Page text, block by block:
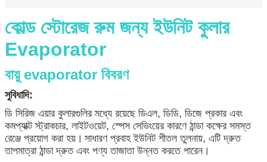
কোল্ড স্টোরেজ রুম জন্য ইউনিট কুলার
Evaporator
বায়ু evaporator বিবরণ
সুবিধাদি:
ডি সিরিজ এয়ার কুলারগুলির মধ্যে রয়েছে ডিএল, ডিডি, ডিজে প্রকার এবং
কমপ্যাক্ট স্ট্রাকচার, লাইটওয়েট, স্পেস সেভিংয়ের কারণে ঠান্ডা কক্ষের সমস্ত
রেঞ্জে প্রয়োগ করা হয়। সাধারণ প্রবাহ ইউনিট শীতল তুলনায়, এটি দ্রুত
তাপমাত্রা ঠান্ডা দ্রুত এবং পণ্য তাজাতা উন্নত করতে পারেন।